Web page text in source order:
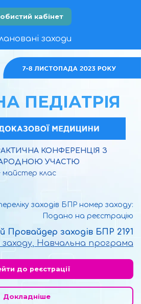
кабінет
заходи
ПЕДІАТРІЯ
КОНФЕРЕНЦІЯ З
УЧАСТЮ
майстер клас
заходів БПР номер заходу:
Подано на реєстрацію
Провайдер заходів БПР 2191
, Навчальна програма
до реєстрації
Докладніше